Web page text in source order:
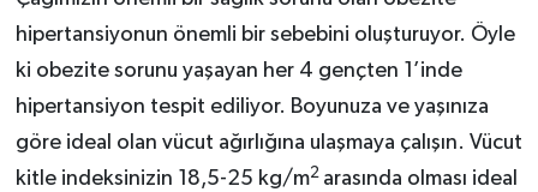
hipertansiyonun önemli bir sebebini oluşturuyor. Öyle
ki obezite sorunu yaşayan her 4 gençten 1’inde
hipertansiyon tespit ediliyor. Boyunuza ve yaşınıza
göre ideal olan vücut ağırlığına ulaşmaya çalışın. Vücut
kitle indeksinizin 18,5-25 kg/m2 arasında olması ideal